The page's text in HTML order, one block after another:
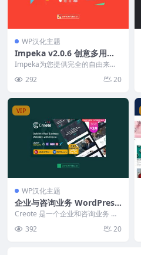
WP汉化主题
Impeka v2.0.6 创意多用途
WordPress汉化主题
Impeka为您提供完全的自由来梦
它。使用 Impe...
292 20
VIP
WP汉化主题
企业与咨询业务 WordPress
主题 Creote v2.7.2
Creote 是一个企业和咨询业务 Wo
咨...392 20